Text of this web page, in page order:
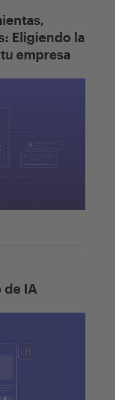
Eligiendo la
empresa
de IA